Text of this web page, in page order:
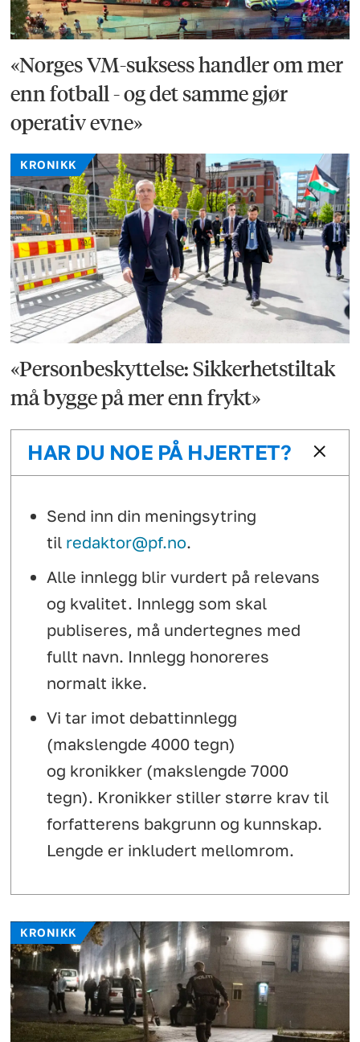
«Norges VM-suksess handler om mer
enn fotball - og det samme gjør
operativ evne»
KRONIKK
«Personbeskyttelse: Sikkerhetstiltak
må bygge på mer enn frykt»
HAR DU NOE PÅ HJERTET?
Send inn din meningsytring
til redaktor@pf.no.
Alle innlegg blir vurdert på relevans
og kvalitet. Innlegg som skal
publiseres, må undertegnes med
fullt navn. Innlegg honoreres
normalt ikke.
Vi tar imot debattinnlegg
(makslengde 4000 tegn)
og kronikker (makslengde 7000
tegn). Kronikker stiller større krav til
forfatterens bakgrunn og kunnskap.
Lengde er inkludert mellomrom.
KRONIKK